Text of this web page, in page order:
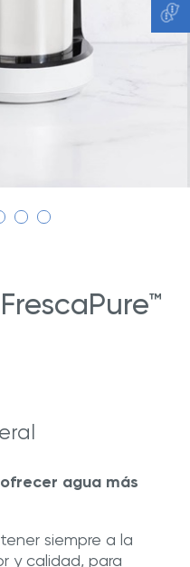
agua más
siempre a la
y calidad, para